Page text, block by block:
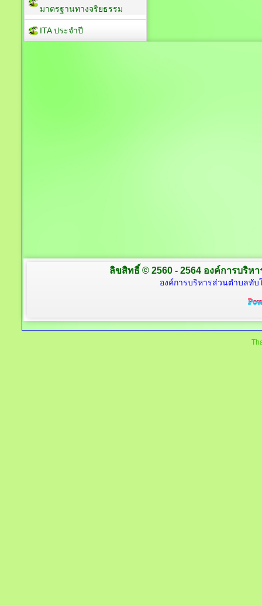
มาตรฐานทางจริยธรรม
ITA ประจำปี
ลิขสิทธิ์ © 2560 - 2564 องค์การบริห
องค์การบริหารส่วนตำบลทับ